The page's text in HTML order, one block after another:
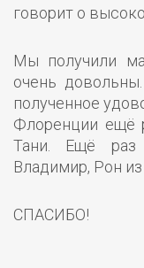
говорит о
Мы получили
очень
полученное
Флоренции ещё
Тани. Ещё раз
Владимир, Рон
СПАСИБО!